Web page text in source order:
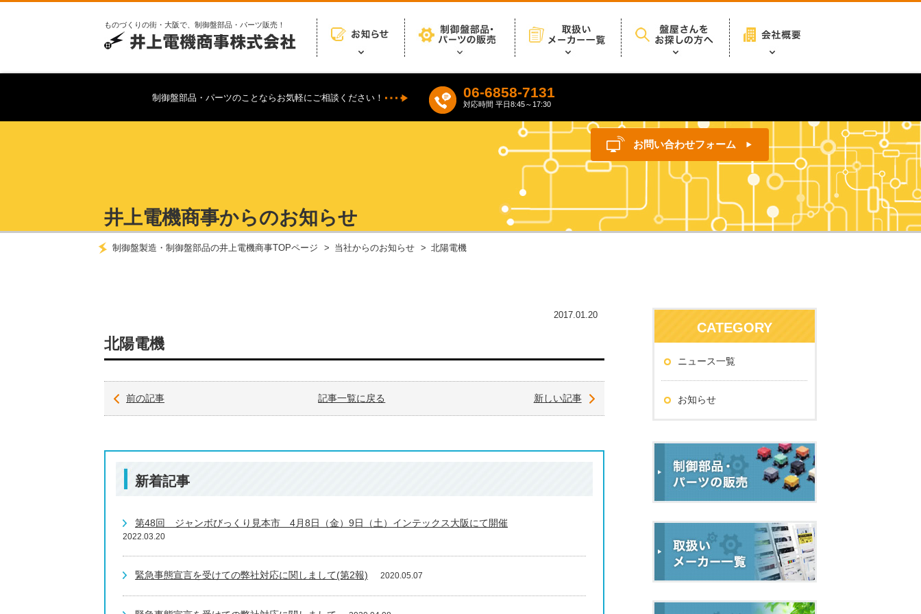
ものづくりの街・大阪で、制御盤部品・パーツ販売！
制御盤部品・パーツのことならお気軽にご相談ください！ 06-6858-7131
対応時間 平日8:45～17:30
お問い合わせフォーム
井上電機商事からのお知らせ
制御盤製造・制御盤部品の井上電機商事TOPページ 当社からのお知らせ 北陽電機
2017.01.20
北陽電機
前の記事 記事一覧に戻る 新しい記事
新着記事
第48回 ジャンボびっくり見本市 4月8日（金）9日（土）インテックス大阪にて開催
2022.03.20
緊急事態宣言を受けての弊社対応に関しまして(第2報) 2020.05.07
CATEGORY
ニュース一覧
お知らせ